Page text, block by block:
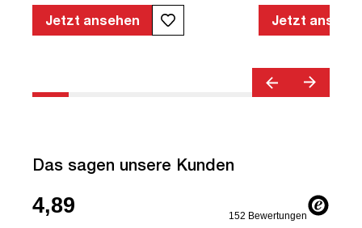
Armlehnen | Verstellbare Rückenlehne |
Belastbar bis 120kg | Textil | Schwarz |
Jetzt ansehen Jetzt
Das sagen unsere Kunden